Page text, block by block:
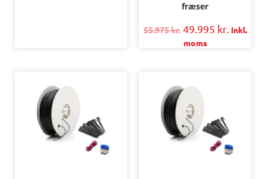
fræser
55.975kr. 49.995 kr. Inkl.
moms